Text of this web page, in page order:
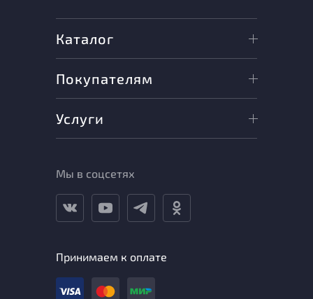
Каталог
Покупателям
Услуги
Мы в соцсетях
Принимаем к оплате